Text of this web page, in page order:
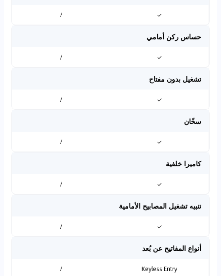
✓
/
حساس ركن أمامي
✓
/
تشغيل بدون مفتاح
✓
/
سخّان
✓
/
كاميرا خلفية
✓
/
تنبيه تشغيل المصابيح الأمامية
✓
/
أنواع المفاتيح عن بُعد
Keyless Entry
/